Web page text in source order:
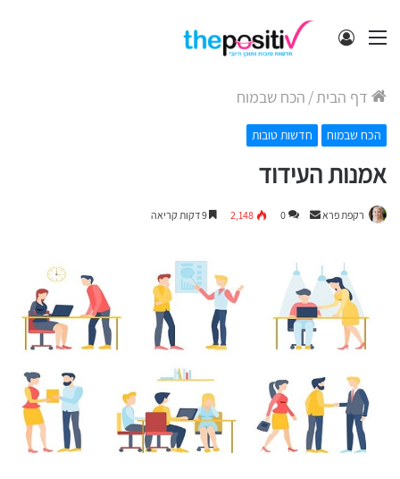
תפריט התחבר
דף הבית/ הכח שבמוח
הכח שבמוח חדשות טובות
אמנות העידוד
רקפת פרא
Send
0
2,148